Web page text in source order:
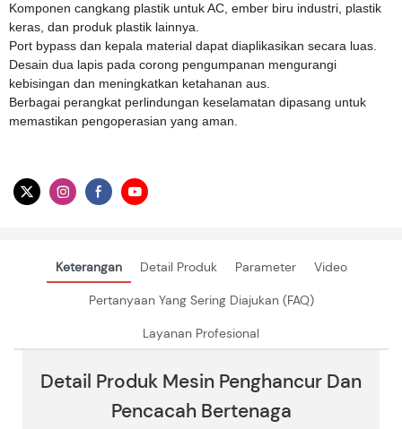
Komponen cangkang plastik untuk AC, ember biru industri, plastik
keras, dan produk plastik lainnya.
Port bypass dan kepala material dapat diaplikasikan secara luas.
Desain dua lapis pada corong pengumpanan mengurangi
kebisingan dan meningkatkan ketahanan aus.
Berbagai perangkat perlindungan keselamatan dipasang untuk
memastikan pengoperasian yang aman.
Keterangan Detail Produk Parameter Video
Pertanyaan Yang Sering Diajukan (FAQ)
Layanan Profesional
Detail Produk Mesin Penghancur Dan
Pencacah Bertenaga